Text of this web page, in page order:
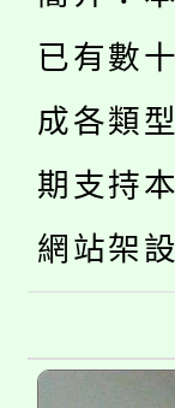
局
8
115
田
桃
視
半
者。
大
份
大
份
淨
115
已有數
成各類
期支持
網站架